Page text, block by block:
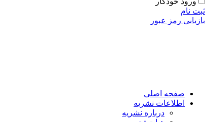
ثبت نام
بازیابی رمز عبور
صفحه اصلی
اطلاعات نشریه
درباره نشریه